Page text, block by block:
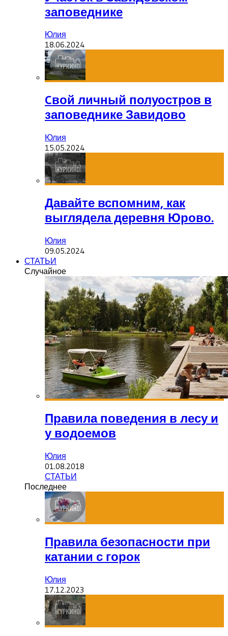
заповеднике
Юлия
18.06.2024
Cвой личный полуостров в
заповеднике Завидово
Юлия
15.05.2024
Давайте вспомним, как
выглядела деревня Юрово.
Юлия
09.05.2024
СТАТЬИ
Случайное
Правила поведения в лесу и
у водоемов
Юлия
01.08.2018
СТАТЬИ
Последнее
Правила безопасности при
катании с горок
Юлия
17.12.2023